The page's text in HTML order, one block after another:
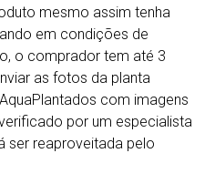
mesmo assim tenha
em condições de
o comprador tem até 3
as fotos da planta
com imagens
por um especialista
ser reaproveitada pelo